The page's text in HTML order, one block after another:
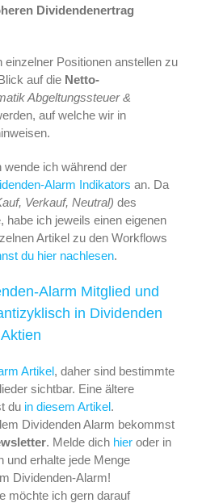
Dividendenertrag
einzelner Positionen anstellen zu
auf die Netto-
Abgeltungssteuer &
auf welche wir in
wende ich während der
Alarm Indikators an. Da
Verkauf, Neutral) des
habe ich jeweils einen eigenen
Artikel zu den Workflows
du hier nachlesen.
Alarm Mitglied und
in Dividenden
Aktien
Artikel, daher sind bestimmte
sichtbar. Eine ältere
du in diesem Artikel.
Dividenden Alarm bekommst
. Melde dich hier oder in
und erhalte jede Menge
Dividenden-Alarm!
möchte ich gern darauf